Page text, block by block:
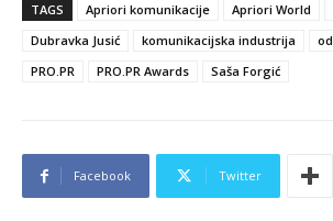
TAGS Apriori komunikacije Apriori World
Dubravka Jusić
komunikacijska industrija
PRO.PR
PRO.PR Awards Saša Forgić
Facebook Twitter